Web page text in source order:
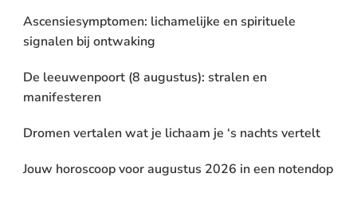
Ascensiesymptomen: lichamelijke en spirituele
signalen bij ontwaking
De leeuwenpoort (8 augustus): stralen en
manifesteren
Dromen vertalen wat je lichaam je ‘s nachts vertelt
Jouw horoscoop voor augustus 2026 in een notendop